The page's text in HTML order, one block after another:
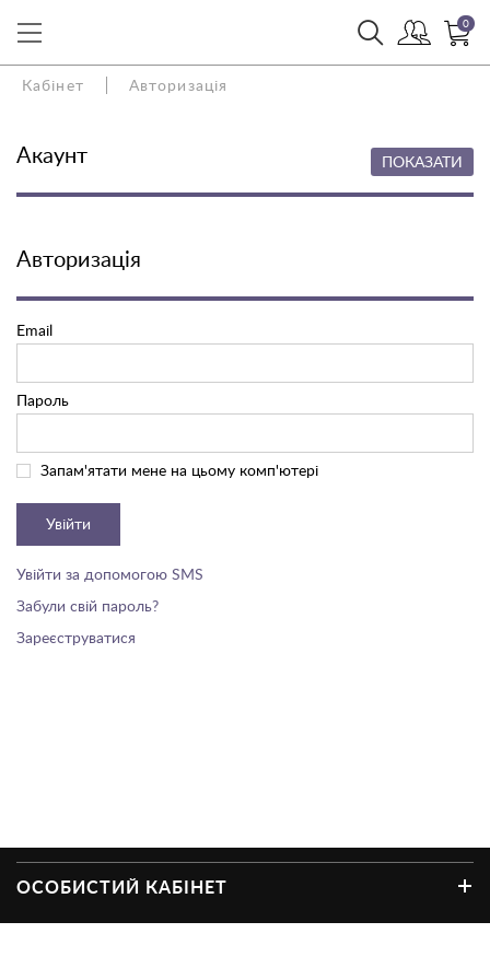
0
Кабінет Авторизація
Акаунт ПОКАЗАТИ
Авторизація
Email
Пароль
Запам'ятати мене на цьому комп'ютері
Увійти
Увійти за допомогою SMS
Забули свій пароль?
Зареєструватися
ОСОБИСТИЙ КАБІНЕТ